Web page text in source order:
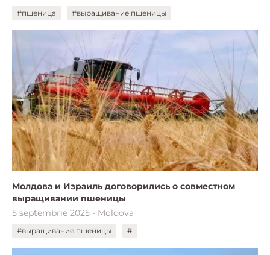
#пшеница #выращивание пшеницы
Молдова и Израиль договорились о совместном
выращивании пшеницы
5 septembrie 2025 - Moldova
#выращивание пшеницы #